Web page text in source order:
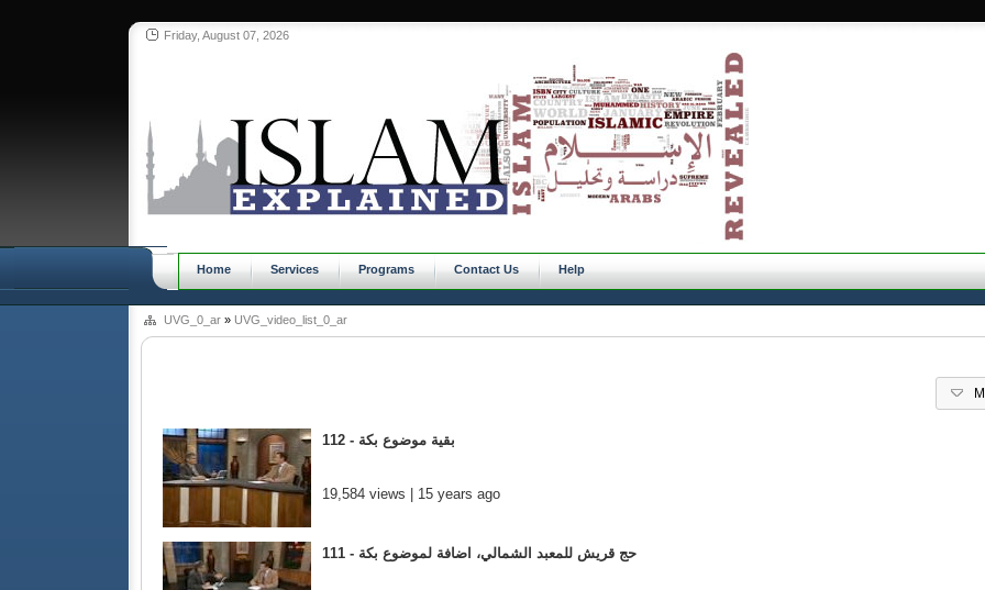
Friday, August 07, 2026
Home Services Programs Contact Us Help
UVG_0_ar » UVG_video_list_0_ar
112 - بقية موضوع بكة
19,584 views | 15 years ago
111 - حج قريش للمعبد الشمالي، اضافة لموضوع بكة